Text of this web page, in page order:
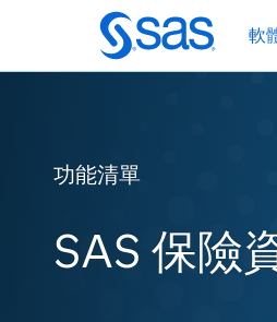
跳
至
軟
功能清單
SAS 保險
SAS 保險